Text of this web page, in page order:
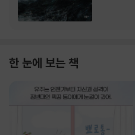
한 눈에 보는 책